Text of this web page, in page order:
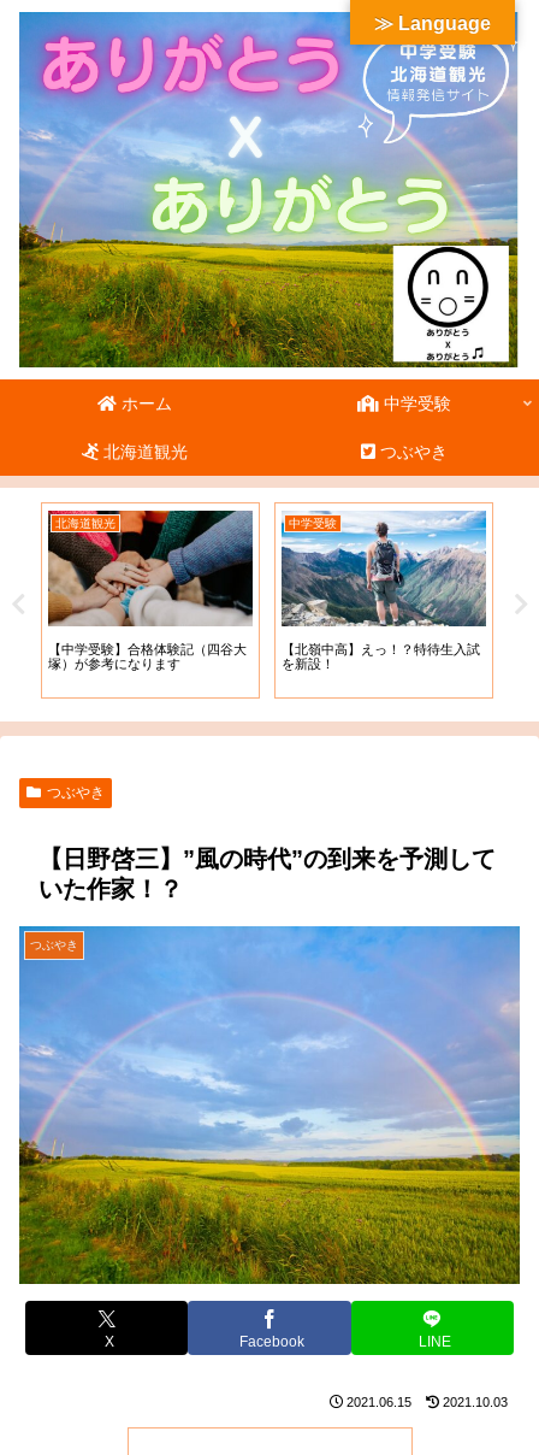
ホーム 中学受験
北海道観光 つぶやき
北海道観光
【中学受験】合格体験記（四谷大
塚）が参考になります
中学受験
【北嶺中高】えっ！？特待生入試
を新設！
つぶやき
【日野啓三】”風の時代”の到来を予測して
いた作家！？
つぶやき
X Facebook LINE
2021.06.15 2021.10.03
≫ Language